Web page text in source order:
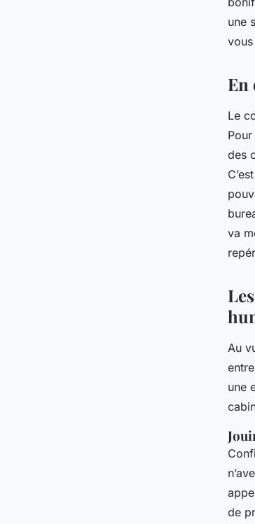
une
En
Le
des
va
Au
une
de